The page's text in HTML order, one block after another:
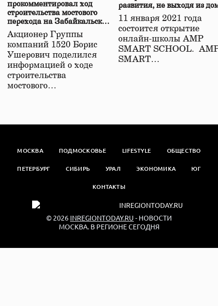
прокомментировал ход
строительства мостового
перехода на Забайкальской
железной дороге
Акционер Группы
компаний 1520 Борис
Ушерович поделился
информацией о ходе
строительства
мостового…
развития, не выходя из
11 января 2021 года
состоится открытие
онлайн-школы АМР
SMART SCHOOL.
SMART…
МОСКВА ПОДМОСКОВЬЕ LIFESTYLE ОБЩЕСТВО
ПЕТЕРБУРГ СИБИРЬ УРАЛ ЭКОНОМИКА ЮГ
КОНТАКТЫ
© 2026 INREGIONTODAY.RU - НОВОСТИ
МОСКВА. В РЕГИОНЕ СЕГОДНЯ